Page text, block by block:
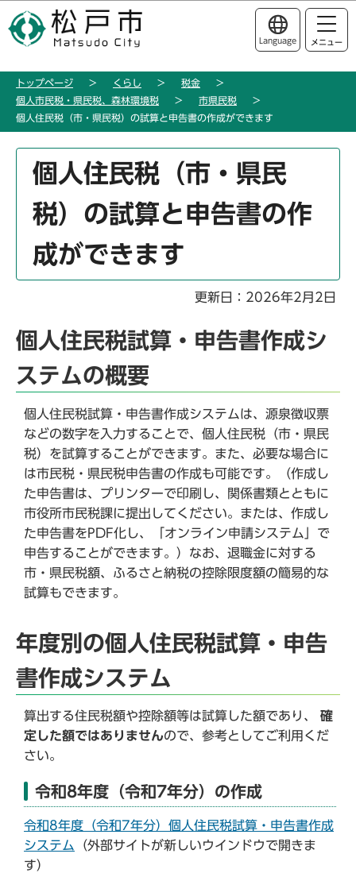
の
ー
このページの本文へ移動
Language メニュー
トップページ くらし
税金
個人市民税・県民税、森林環境税
市県民税
個人住民税（市・県民税）の試算と申告書の作成ができます
個人住民税（市・県民
税）の試算と申告書の作
成ができます
更新日：2026年2月2日
個人住民税試算・申告書作成シ
ステムの概要
個人住民税試算・申告書作成システムは、源泉徴収票
などの数字を入力することで、個人住民税（市・県民
税）を試算することができます。また、必要な場合に
は市民税・県民税申告書の作成も可能です。（作成し
た申告書は、プリンターで印刷し、関係書類とともに
市役所市民税課に提出してください。または、作成し
た申告書をPDF化し、「オンライン申請システム」で
申告することができます。）なお、退職金に対する
市・県民税額、ふるさと納税の控除限度額の簡易的な
試算もできます。
年度別の個人住民税試算・申告
書作成システム
算出する住民税額や控除額等は試算した額であり、 確
定した額ではありませんので、参考としてご利用くだ
さい。
令和8年度（令和7年分）の作成
令和8年度（令和7年分）個人住民税試算・申告書作成
システム （外部サイトが新しいウインドウで開きま
す）